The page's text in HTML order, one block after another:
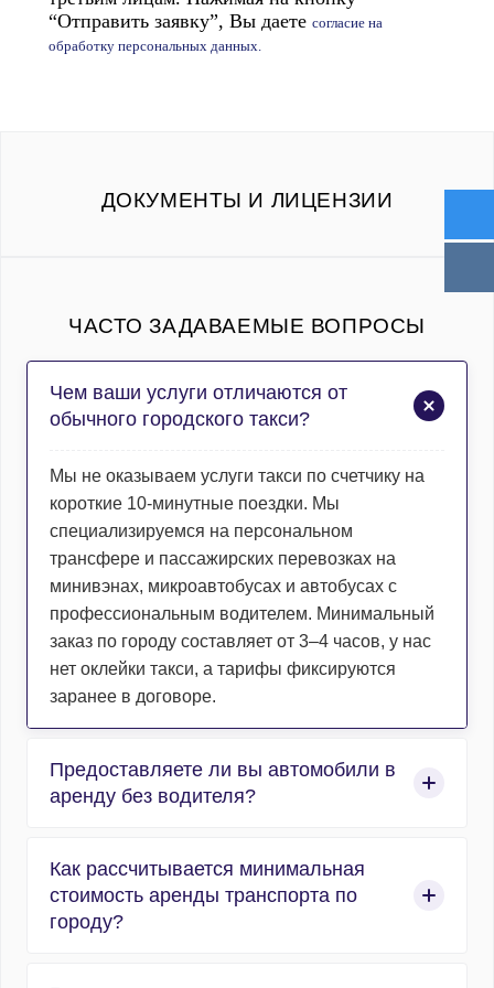
“Отправить заявку”, Вы даете согласие на
обработку персональных данных.
ДОКУМЕНТЫ И ЛИЦЕНЗИИ
ЧАСТО ЗАДАВАЕМЫЕ ВОПРОСЫ
Чем ваши услуги отличаются от
обычного городского такси?
Мы не оказываем услуги такси по счетчику на
короткие 10-минутные поездки. Мы
специализируемся на персональном
трансфере и пассажирских перевозках на
минивэнах, микроавтобусах и автобусах с
профессиональным водителем. Минимальный
заказ по городу составляет от 3–4 часов, у нас
нет оклейки такси, а тарифы фиксируются
заранее в договоре.
Предоставляете ли вы автомобили в
аренду без водителя?
организованных пассажирских перевозок, и
абсолютно весь автотранспорт
предоставляется с профессиональным
Как рассчитывается минимальная
стоимость аренды транспорта по
городу?